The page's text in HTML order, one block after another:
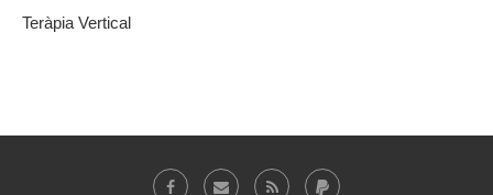
Teràpia Vertical